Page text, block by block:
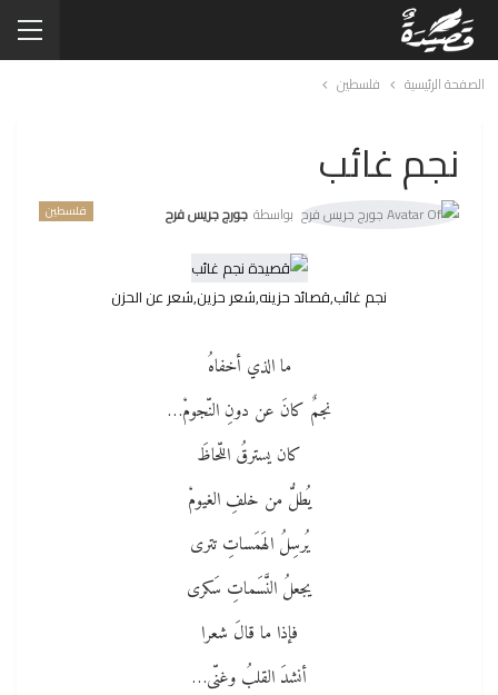
الصفحة الرئيسية فلسطين
نجم غائب
فلسطين بواسطة جورج جريس فرح
نجم غائب,قصائد حزينه,شعر حزين,شعر عن الحزن
ما الذي أخفاهُ
نجمٌ كانَ عن دونِ النّجومْ…
كان يسترقُ اللّحاظَ
يُطلُّ من خلفِ الغيومْ
يُرسِلُ الهَمَساتِ تترى
يجعلُ النَّسَماتِ سَكرى
فإذا ما قالَ شعرا
أنشدَ القلبُ وغنّى…